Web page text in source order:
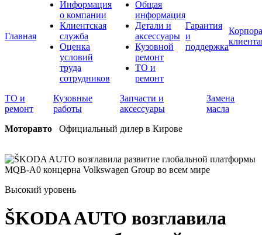
о компании
Клиентская
служба
Оценка
условий
труда
сотрудников
информация
Детали и
аксессуары
Кузовной
ремонт
ТО и
ремонт
и
поддержка
ремонт
работы
аксессуары
масла
ŠKODA AUTO возглавила
развитие глобальной